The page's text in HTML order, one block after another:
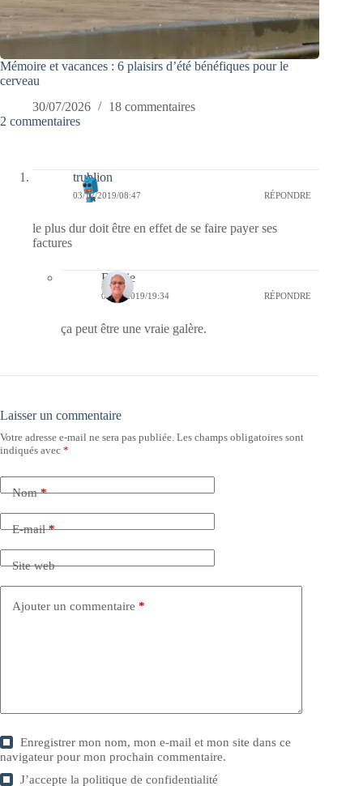
Mémoire et vacances : 6 plaisirs d’été bénéfiques pour le
cerveau
30/07/2026
18 commentaires
2 commentaires
trublion
03/12/2019/08:47 RÉPONDRE
le plus dur doit être en effet de se faire payer ses
factures
Bernie
03/12/2019/19:34 RÉPONDRE
ça peut être une vraie galère.
Laisser un commentaire
Votre adresse e-mail ne sera pas publiée. Les champs obligatoires sont
indiqués avec *
Nom*
E-mail*
Site web
Ajouter un commentaire *
Enregistrer mon nom, mon e-mail et mon site dans ce
navigateur pour mon prochain commentaire.
J’accepte lapolitique de confidentialité